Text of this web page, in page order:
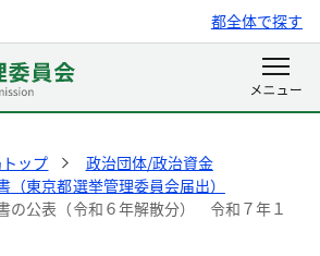
都全体で探す
ップ
政治団体/政治資金
（東京都選挙管理委員会届出）
の公表（令和６年解散分） 令和７年１